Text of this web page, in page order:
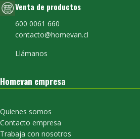
Venta de productos
600 0061 660
contacto@homevan.cl
Llámanos
Homevan empresa
Quienes somos
Contacto empresa
Trabaja con nosotros